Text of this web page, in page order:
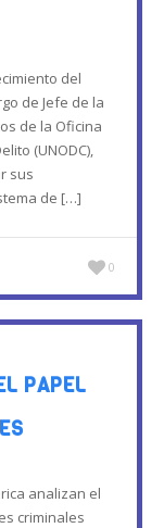
del
de Jefe de la
de la Oficina
(UNODC),
sus
de […]
0
PAPEL
analizan el
criminales